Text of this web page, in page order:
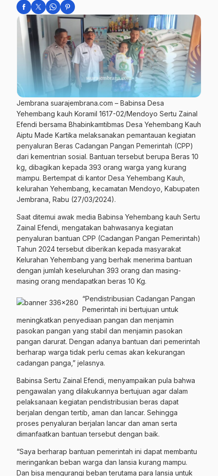
Jembrana suarajembrana.com – Babinsa Desa
Yehembang kauh Koramil 1617-02/Mendoyo Sertu Zainal
Efendi bersama Bhabinkamtibmas Desa Yehembang Kauh
Aiptu Made Kartika melaksanakan pemantauan kegiatan
penyaluran Beras Cadangan Pangan Pemerintah (CPP)
dari kementrian sosial. Bantuan tersebut berupa Beras 10
kg, dibagikan kepada 393 orang warga yang kurang
mampu. Bertempat di kantor Desa Yehembang Kauh,
kelurahan Yehembang, kecamatan Mendoyo, Kabupaten
Jembrana, Rabu (27/03/2024).
Saat ditemui awak media Babinsa Yehembang kauh Sertu
Zainal Efendi, mengatakan bahwasanya kegiatan
penyaluran bantuan CPP (Cadangan Pangan Pemerintah)
Tahun 2024 tersebut diberikan kepada masyarakat
Kelurahan Yehembang yang berhak menerima bantuan
dengan jumlah keseluruhan 393 orang dan masing-
masing orang mendapatkan beras 10 Kg.
“Pendistribusian Cadangan Pangan
Pemerintah ini bertujuan untuk
meningkatkan penyediaan pangan dan menjamin
pasokan pangan yang stabil dan menjamin pasokan
pangan darurat. Dengan adanya bantuan dari pemerintah
berharap warga tidak perlu cemas akan kekurangan
cadangan panga,” jelasnya.
Babinsa Sertu Zainal Efendi, menyampaikan pula bahwa
pengawalan yang dilakukannya bertujuan agar dalam
pelaksanaan kegiatan pendistribusian beras dapat
berjalan dengan tertib, aman dan lancar. Sehingga
proses penyaluran berjalan lancar dan aman serta
dimanfaatkan bantuan tersebut dengan baik.
“Saya berharap bantuan pemerintah ini dapat membantu
meringankan beban warga dan lansia kurang mampu.
Dan bisa mengurangi beban terutama para lansia untuk